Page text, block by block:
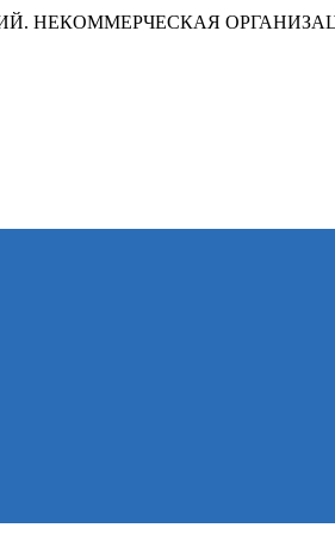
НЕКОММЕРЧЕСКАЯ